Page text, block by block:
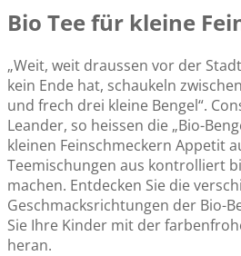
Bio Tee für kleine
„Weit, weit draussen vor der
kein Ende hat, schaukeln
und frech drei kleine Bengel“.
Leander, so heissen die „Bio-
kleinen Feinschmeckern Appetit
Teemischungen aus kontrolliert
machen. Entdecken Sie die
Geschmacksrichtungen der Bio-
Sie Ihre Kinder mit der
heran.